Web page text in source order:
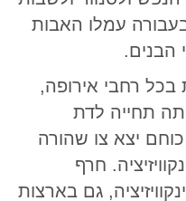
עמלו האבות
הבנים.
בכל רחבי אירופה,
תחייה לדת
יצא צו שהורה
חרף
גם בארצות